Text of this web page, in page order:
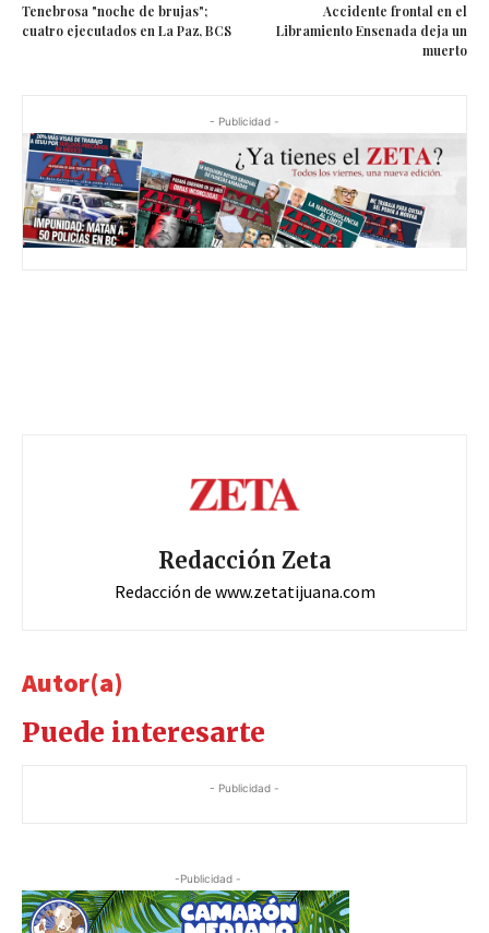
Tenebrosa "noche de brujas";
cuatro ejecutados en La Paz, BCS
Accidente frontal en el
Libramiento Ensenada deja un
muerto
- Publicidad -
Redacción Zeta
Redacción de www.zetatijuana.com
Autor(a)
Puede interesarte
- Publicidad -
-Publicidad -